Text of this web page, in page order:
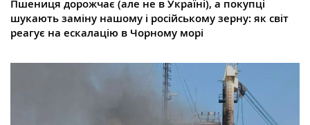
Пшениця дорожчає (але не в Україні), а покупці
шукають заміну нашому і російському зерну: як світ
реагує на ескалацію в Чорному морі